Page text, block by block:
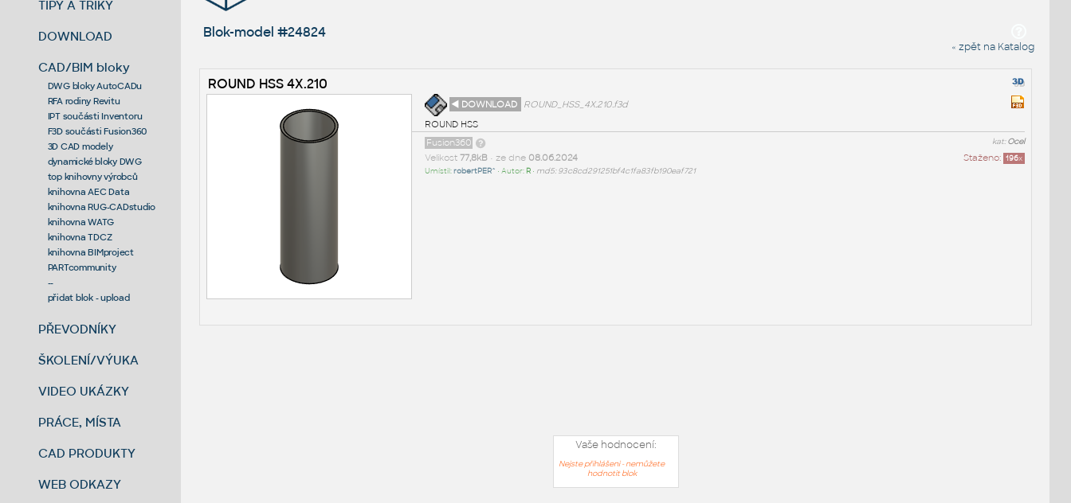
TIPY A TRIKY
DOWNLOAD
CAD/BIM bloky
DWG bloky AutoCADu
RFA rodiny Revitu
IPT součásti Inventoru
F3D součásti Fusion360
3D CAD modely
dynamické bloky DWG
top knihovny výrobců
knihovna AEC Data
knihovna RUG-CADstudio
knihovna WATG
knihovna TDCZ
knihovna BIMproject
PARTcommunity
--
přidat blok - upload
PŘEVODNÍKY
ŠKOLENÍ/VÝUKA
VIDEO UKÁZKY
PRÁCE, MÍSTA
CAD PRODUKTY
WEB ODKAZY
Blok-model #24824
« zpět na Katalog
ROUND HSS 4X.210
◄ DOWNLOAD
ROUND_HSS_4X.210.f3d
ROUND HSS
kat:Ocel
Fusion360
Staženo: 196x
Velikost 77,8kB• ze dne 08.06.2024
Umístil:robertPER^ • Autor: R• md5: 93c8cd291251bf4c1fa83fb190eaf721
Vaše hodnocení:
Nejste přihlášeni - nemůžete
hodnotit blok